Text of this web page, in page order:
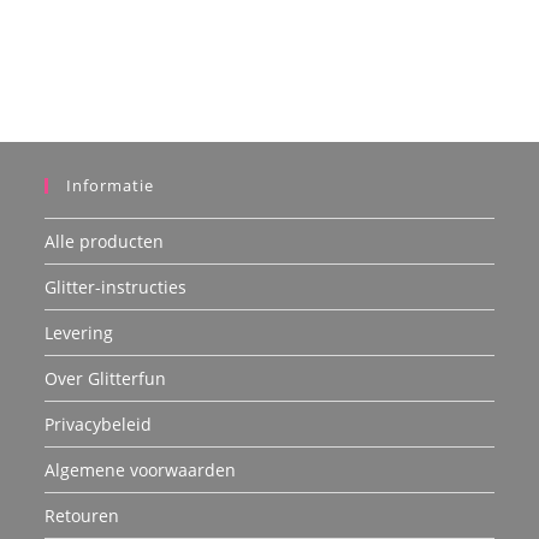
Informatie
Alle producten
Glitter-instructies
Levering
Over Glitterfun
Privacybeleid
Algemene voorwaarden
Retouren